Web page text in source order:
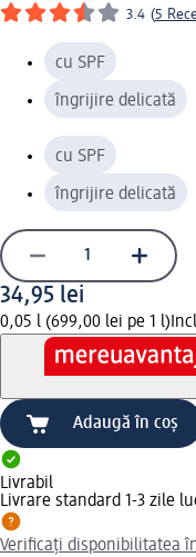
3.4 (5
cu SPF
îngrijire delicată
cu SPF
îngrijire delicată
34,95 lei
0,05 l (699,00 lei pe 1 l)
Adaugă în coș
Livrabil
Livrare standard 1-3 zile
Verificați disponibilitatea